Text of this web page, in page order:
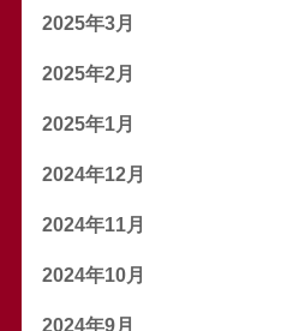
2025年3月
2025年2月
2025年1月
2024年12月
2024年11月
2024年10月
2024年9月